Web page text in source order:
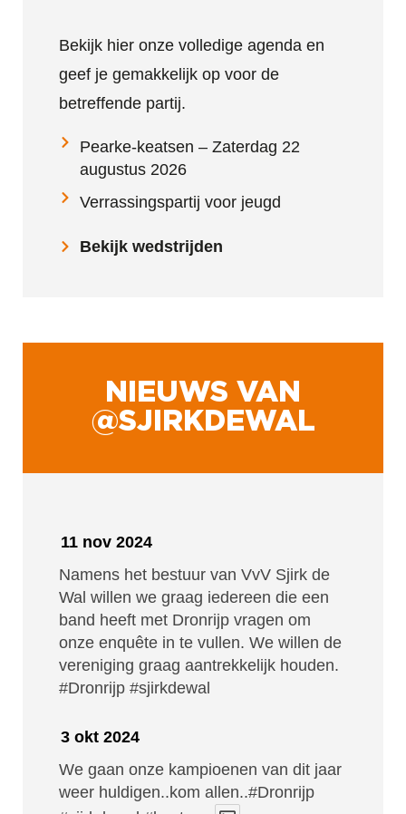
Bekijk hier onze volledige agenda en
geef je gemakkelijk op voor de
betreffende partij.
Pearke-keatsen – Zaterdag 22
augustus 2026
Verrassingspartij voor jeugd
Bekijk wedstrijden
NIEUWS VAN
@SJIRKDEWAL
11 nov 2024
Namens het bestuur van VvV Sjirk de
Wal willen we graag iedereen die een
band heeft met Dronrijp vragen om
onze enquête in te vullen. We willen de
vereniging graag aantrekkelijk houden.
#Dronrijp #sjirkdewal
3 okt 2024
We gaan onze kampioenen van dit jaar
weer huldigen..kom allen..#Dronrijp